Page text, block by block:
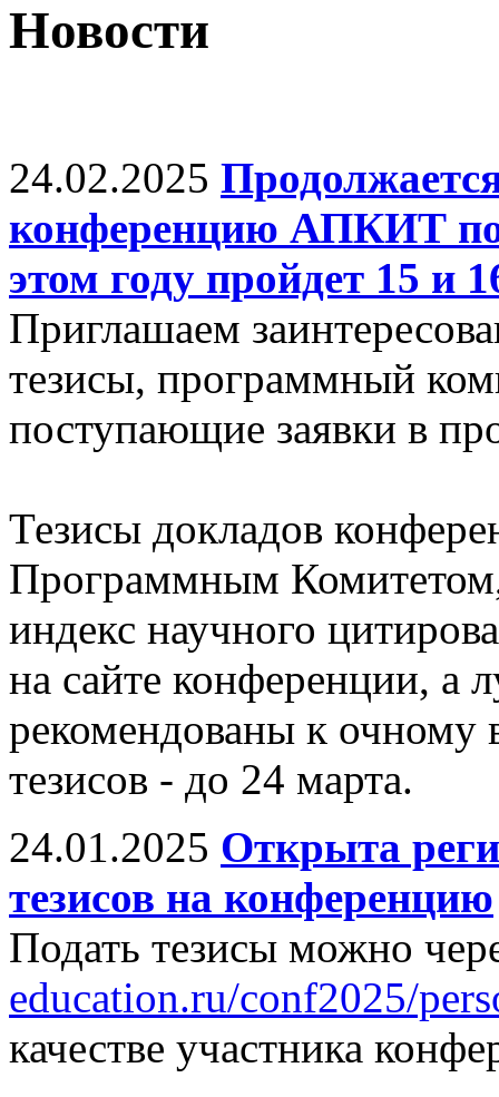
Новости
24.02.2025
конференцию АПКИТ
этом году пройдет 15 и
Приглашаем
тезисы, программный
поступающие заявки в
Тезисы докладов
Программным
индекс научного
на сайте конференции, а
рекомендованы к
тезисов - до 24 марта.
24.01.2025 Открыта
тезисов на конференцию
Подать тезисы можно
education.ru/conf2025/
качестве участника